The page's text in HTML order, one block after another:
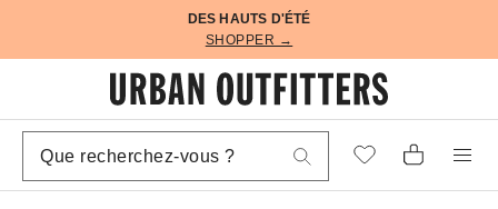
DES HAUTS D'ÉTÉ
SHOPPER →